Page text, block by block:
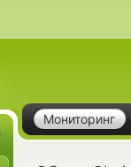
Мониторинг